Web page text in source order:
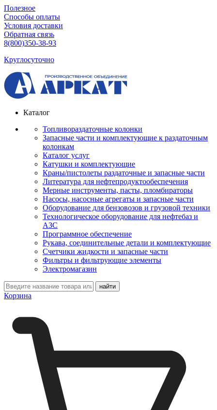
Полезное
Способы оплаты
Условия доставки
Обратная связь
8(800)350-38-93
Круглосуточно
Каталог
Топливораздаточные колонки
Запасные части и комплектующие к раздаточным
колонкам
Каталог услуг
Катушки и комплектующие
Краны/пистолеты раздаточные и запасные части
Литература для нефтепродуктообеспечения
Мерные инструменты, пасты, пломбираторы
Насосы, насосные агрегаты и запасные части
Оборудование для бензовозов и грузовой техники
Технологическое оборудование для нефтебаз и
АЗС
Программное обеспечение
Рукава, соединительные детали и комплектующие
Счетчики жидкости и запасные части
Фильтры и фильтрующие элементы
Электромагазин
Корзина